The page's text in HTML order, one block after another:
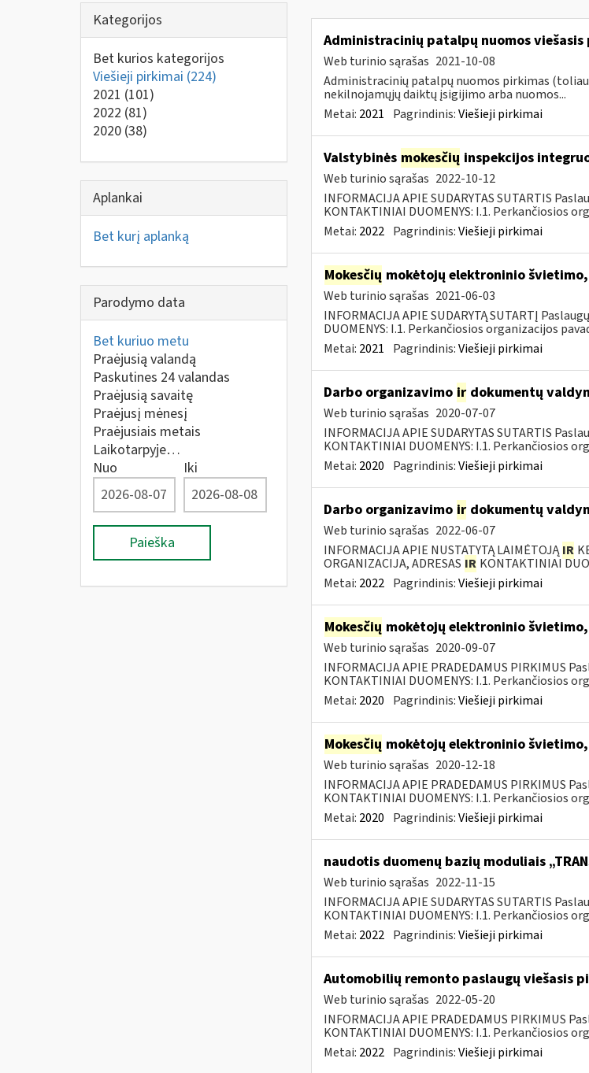
Kategorijos
Bet kurios kategorijos
Viešieji pirkimai (224)
2021 (101)
2022 (81)
2020 (38)
Aplankai
Bet kurį aplanką
Parodymo data
Bet kuriuo metu
Praėjusią valandą
Paskutines 24 valandas
Praėjusią savaitę
Praėjusį mėnesį
Praėjusiais metais
Laikotarpyje…
Nuo
Iki
Paieška
Administracinių patalpų nuomos viešasis
Web turinio sąrašas 2021-10-08
Administracinių patalpų nuomos pirkimas
nekilnojamųjų daiktų įsigijimo arba nuomos...
Metai: 2021 Pagrindinis:Viešieji pirkimai
Valstybinės mokesčių inspekcijos
Web turinio sąrašas 2022-10-12
INFORMACIJA APIE SUDARYTAS SUTARTIS
KONTAKTINIAI DUOMENYS: I.1. Perkančiosios
Metai: 2022 Pagrindinis:Viešieji pirkimai
Mokesčių mokėtojų elektroninio
Web turinio sąrašas 2021-06-03
INFORMACIJA APIE SUDARYTĄ SUTARTĮ
DUOMENYS: I.1. Perkančiosios organizacijos
Metai: 2021 Pagrindinis:Viešieji pirkimai
Darbo organizavimo irdokumentų
Web turinio sąrašas 2020-07-07
INFORMACIJA APIE SUDARYTAS SUTARTIS
KONTAKTINIAI DUOMENYS: I.1. Perkančiosios
Metai: 2020 Pagrindinis:Viešieji pirkimai
Darbo organizavimo irdokumentų
Web turinio sąrašas 2022-06-07
INFORMACIJA APIE NUSTATYTĄ LAIMĖTOJĄIR
ORGANIZACIJA, ADRESAS IR KONTAKTINIAI
Metai: 2022 Pagrindinis:Viešieji pirkimai
Mokesčių mokėtojų elektroninio
Web turinio sąrašas 2020-09-07
INFORMACIJA APIE PRADEDAMUS PIRKIMUS
KONTAKTINIAI DUOMENYS: I.1. Perkančiosios
Metai: 2020 Pagrindinis:Viešieji pirkimai
Mokesčių mokėtojų elektroninio
Web turinio sąrašas 2020-12-18
INFORMACIJA APIE PRADEDAMUS PIRKIMUS
KONTAKTINIAI DUOMENYS: I.1. Perkančiosios
Metai: 2020 Pagrindinis:Viešieji pirkimai
naudotis duomenų bazių moduliais
Web turinio sąrašas 2022-11-15
INFORMACIJA APIE SUDARYTAS SUTARTIS
KONTAKTINIAI DUOMENYS: I.1. Perkančiosios
Metai: 2022 Pagrindinis:Viešieji pirkimai
Automobilių remonto paslaugų viešasis
Web turinio sąrašas 2022-05-20
INFORMACIJA APIE PRADEDAMUS PIRKIMUS
KONTAKTINIAI DUOMENYS: I.1. Perkančiosios
Metai: 2022 Pagrindinis:Viešieji pirkimai